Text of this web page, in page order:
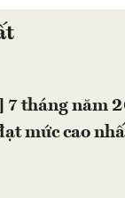
7 tháng năm
mức cao